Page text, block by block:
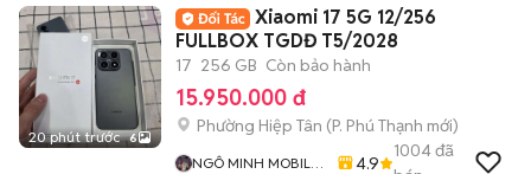
20 phút trước 6
Xiaomi 17 5G 12/256
FULLBOX TGDĐ T5/2028
17 256 GB Còn bảo hành
15.950.000 đ
Phường Hiệp Tân (P. Phú Thạnh mới)
NGÔ MINH MOBILE
4.9
1004đã